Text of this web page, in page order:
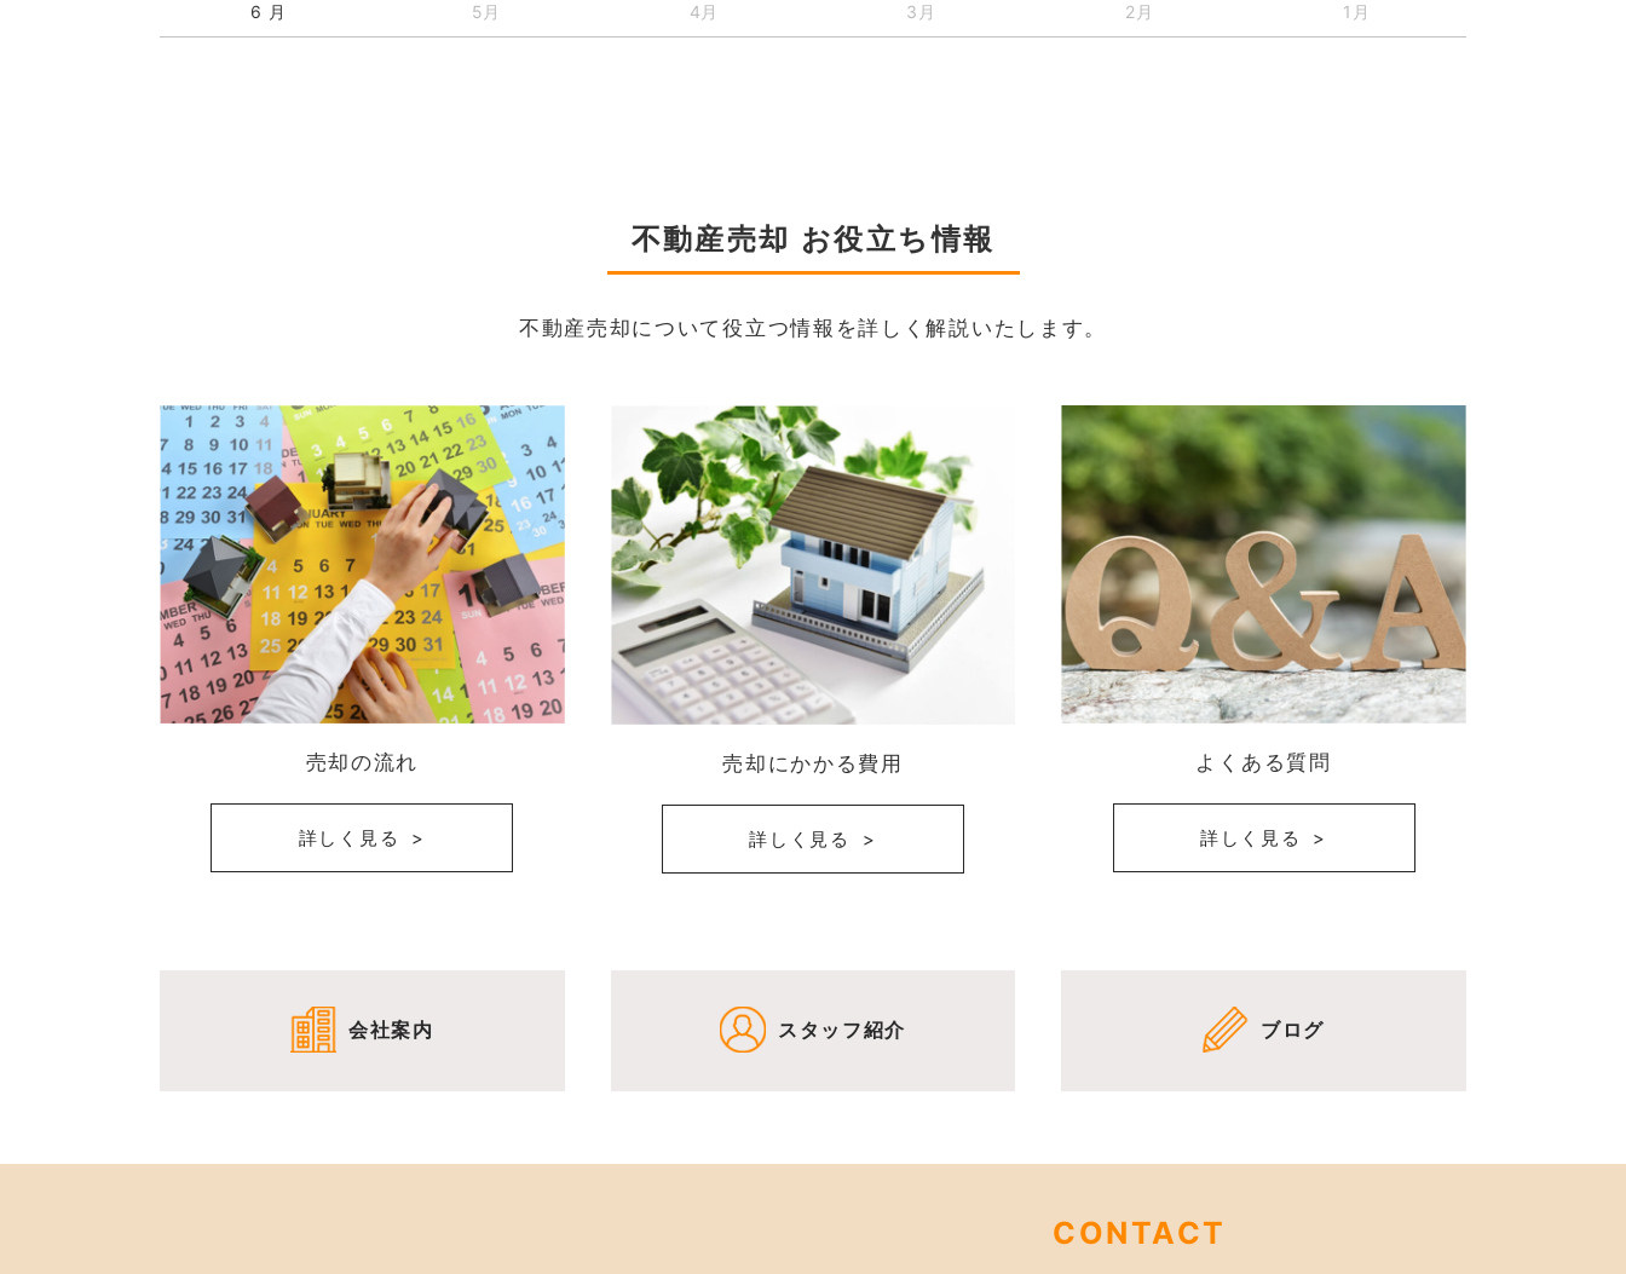
6 月 5月 4月 3月 2月 1月
不動産売却 お役立ち情報
不動産売却について役立つ情報を詳しく解説いたします。
売却の流れ
詳しく見る
売却にかかる費用
詳しく見る
よくある質問
詳しく見る
会社案内 スタッフ紹介 ブログ
CONTACT